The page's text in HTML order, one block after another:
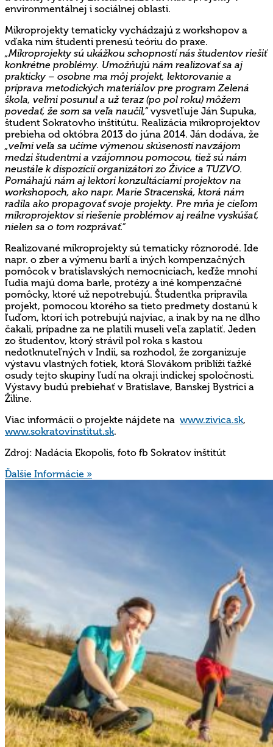
environmentálnej i sociálnej oblasti.
Mikroprojekty tematicky vychádzajú z workshopov a
vďaka nim študenti prenesú teóriu do praxe.
„Mikroprojekty sú ukážkou schopností nás študentov riešiť
konkrétne problémy. Umožňujú nám realizovať sa aj
prakticky – osobne ma môj projekt, lektorovanie a
príprava metodických materiálov pre program Zelená
škola, veľmi posunul a už teraz (po pol roku) môžem
povedať, že som sa veľa naučil,“vysvetľuje Ján Supuka,
študent Sokratovho inštitútu. Realizácia mikroprojektov
prebieha od októbra 2013 do júna 2014. Ján dodáva, že
„veľmi veľa sa učíme výmenou skúseností navzájom
medzi študentmi a vzájomnou pomocou, tiež sú nám
neustále k dispozícií organizátori zo Živice a TUZVO.
Pomáhajú nám aj lektori konzultáciami projektov na
workshopoch, ako napr. Marie Stracenská, ktorá nám
radila ako propagovať svoje projekty. Pre mňa je cieľom
mikroprojektov si riešenie problémov aj reálne vyskúšať,
nielen sa o tom rozprávať.“
Realizované mikroprojekty sú tematicky rôznorodé. Ide
napr. o zber a výmenu barlí a iných kompenzačných
pomôcok v bratislavských nemocniciach, keďže mnohí
ľudia majú doma barle, protézy a iné kompenzačné
pomôcky, ktoré už nepotrebujú. Študentka pripravila
projekt, pomocou ktorého sa tieto predmety dostanú k
ľuďom, ktorí ich potrebujú najviac, a inak by na ne dlho
čakali, prípadne za ne platili museli veľa zaplatiť. Jeden
zo študentov, ktorý strávil pol roka s kastou
nedotknuteľných v Indii, sa rozhodol, že zorganizuje
výstavu vlastných fotiek, ktorá Slovákom priblíži ťažké
osudy tejto skupiny ľudí na okraji indickej spoločnosti.
Výstavy budú prebiehať v Bratislave, Banskej Bystrici a
Žiline.
Viac informácii o projekte nájdete na www.zivica.sk,
www.sokratovinstitut.sk.
Zdroj: Nadácia Ekopolis, foto fb Sokratov inštitút
Ďalšie Informácie »